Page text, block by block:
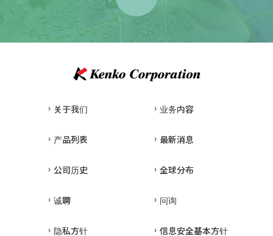
关于我们 业务内容
产品列表 最新消息
公司历史 全球分布
诚聘 问询
隐私方针 信息安全基本方针